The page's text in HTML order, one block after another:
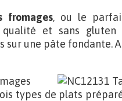
fromages, ou le
qualité et sans
sur une pâte fondante.
types de plats